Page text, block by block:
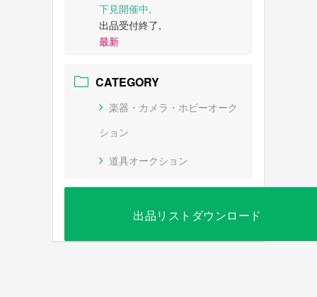
下見開催中,
出品受付終了,
最新
CATEGORY
楽器・カメラ・ホビーオーク
ション
道具オークション
出品リストダウンロード